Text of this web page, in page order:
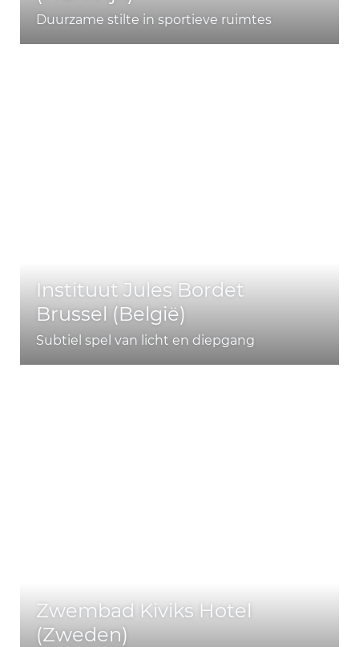
Duurzame stilte in sportieve ruimtes
Instituut Jules Bordet
Brussel (België)
Subtiel spel van licht en diepgang
Zwembad Kiviks Hotel
(Zweden)